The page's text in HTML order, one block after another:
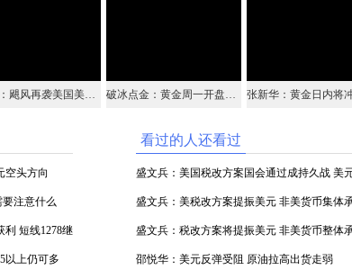
盛文兵：飓风再袭美国美元承压 黄金非美货币乘势上涨 破冰点金：黄金周一开盘果然继续大涨 原油下跌格局已经形成
空头方向
注意什么
利 短线1278继
以上仍可多
看过的人还看过
盛文兵：美国税改方案国会通过成持久战 美
黄金非美货币反弹
盛文兵：美税改方案提振美元 非美货币集体
跌
盛文兵：税改方案将提振美元 非美货币整体
邵悦华：美元反弹受阻 原油拉高出货走弱